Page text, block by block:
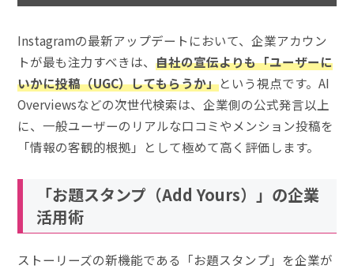
Instagramの最新アップデートにおいて、企業アカウン
トが最も注力すべきは、自社の宣伝よりも「ユーザーに
いかに投稿（UGC）してもらうか」という視点です。AI
Overviewsなどの次世代検索は、企業側の公式発言以上
に、一般ユーザーのリアルな口コミやメンション投稿を
「情報の客観的根拠」として極めて高く評価します。
「お題スタンプ（Add Yours）」の企業
活用術
ストーリーズの新機能である「お題スタンプ」を企業が